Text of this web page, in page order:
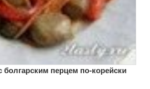
перцем по-корейски